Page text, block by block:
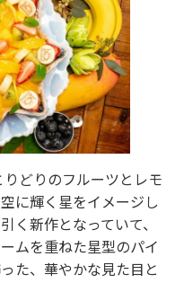
どりのフルーツとレモ
に輝く星をイメージし
く新作となっていて、
ムを重ねた星型のパイ
た、華やかな見た目と